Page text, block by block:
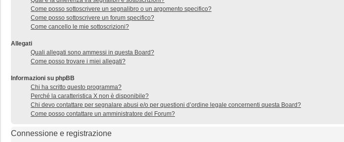
Come posso sottoscrivere un segnalibro o un argomento specifico?
Come posso sottoscrivere un forum specifico?
Come cancello le mie sottoscrizioni?
Allegati
Quali allegati sono ammessi in questa Board?
Come posso trovare i miei allegati?
Informazioni su phpBB
Chi ha scritto questo programma?
Perché la caratteristica X non è disponibile?
Chi devo contattare per segnalare abusi e/o per questioni d’ordine legale concernenti questa Board?
Come posso contattare un amministratore del Forum?
Connessione e registrazione